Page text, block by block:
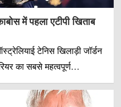
में पहला एटीपी खिताब
टेनिस खिलाड़ी जॉर्डन
का सबसे महत्वपूर्ण…